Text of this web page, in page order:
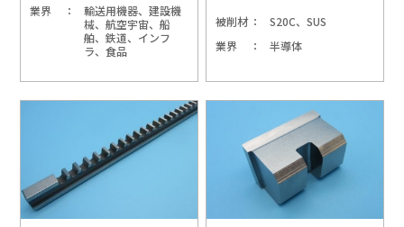
業界
輸送用機器、建設機
械、航空宇宙、船
舶、鉄道、インフ
ラ、食品
被削材
S20C、SUS
業界
半導体